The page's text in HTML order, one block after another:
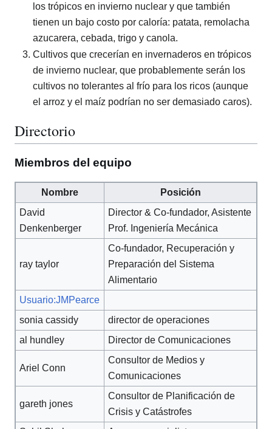
los trópicos en invierno nuclear y que también
tienen un bajo costo por caloría: patata, remolacha
azucarera, cebada, trigo y canola.
Cultivos que crecerían en invernaderos en trópicos
de invierno nuclear, que probablemente serán los
cultivos no tolerantes al frío para los ricos (aunque
el arroz y el maíz podrían no ser demasiado caros).
Directorio
Miembros del equipo
Nombre
Posición
David
Denkenberger
Director & Co-fundador, Asistente
Prof. Ingeniería Mecánica
ray taylor
Co-fundador, Recuperación y
Preparación del Sistema
Alimentario
Usuario:JMPearce
sonia cassidy
director de operaciones
al hundley
Director de Comunicaciones
Ariel Conn
Consultor de Medios y
Comunicaciones
gareth jones
Consultor de Planificación de
Crisis y Catástrofes